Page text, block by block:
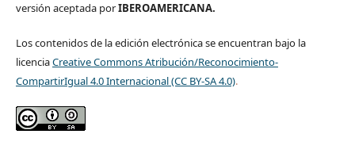
versión aceptada porIBEROAMERICANA.
Los contenidos de la edición electrónica se encuentran bajo la
licenciaCreative Commons Atribución/Reconocimiento-
CompartirIgual 4.0 Internacional (CC BY-SA 4.0).